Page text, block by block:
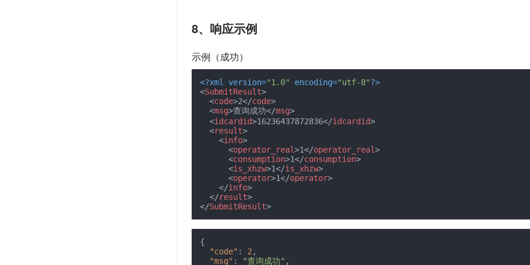
8、响应示例
示例（成功）
<?xml version="1.0" encoding="utf-8"?>
<SubmitResult>
<code>2</code>
<msg>查询成功</msg>
<idcardid>16236437872836</idcardid>
<result>
<info>
<operator_real>1</operator_real>
<consumption>1</consumption>
<is_xhzw>1</is_xhzw>
<operator>1</operator>
</info>
</result>
</SubmitResult>
{
"code" : 2 ,
"msg" : "查询成功" ,